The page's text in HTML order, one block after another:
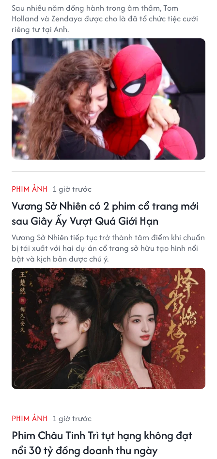
Sau nhiều năm đồng hành trong âm thầm, Tom
Holland và Zendaya được cho là đã tổ chức tiệc cưới
riêng tư tại Anh.
PHIM ẢNH 1 giờ trước
Vương Sở Nhiên có 2 phim cổ trang mới
sau Giây Ấy Vượt Quá Giới Hạn
Vương Sở Nhiên tiếp tục trở thành tâm điểm khi chuẩn
bị tái xuất với hai dự án cổ trang sở hữu tạo hình nổi
bật và kịch bản được chú ý.
PHIM ẢNH 1 giờ trước
Phim Châu Tinh Trì tụt hạng không đạt
nổi 30 tỷ đồng doanh thu ngày